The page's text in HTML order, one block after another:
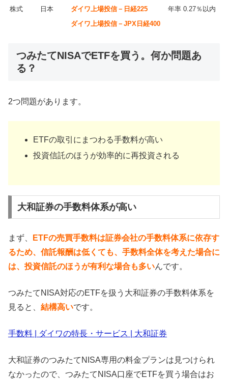
株式 日本
年率 0.27％以内
ダイワ上場投信－日経225
ダイワ上場投信－JPX日経400
つみたてNISAでETFを買う。何か問題あ
る？
2つ問題があります。
ETFの取引にまつわる手数料が高い
投資信託のほうが効率的に再投資される
大和証券の手数料体系が高い
まず、
ETFの売買手数料は証券会社の手数料体系に依存す
るため、信託報酬は低くても、手数料全体を考えた場合に
は、投資信託のほうが有利な場合も多いんです。
つみたてNISA対応のETFを扱う大和証券の手数料体系を
見ると、 結構高いです。
手数料 | ダイワの特長・サービス | 大和証券
大和証券のつみたてNISA専用の料金プランは見つけられ
なかったので、つみたてNISA口座でETFを買う場合はお